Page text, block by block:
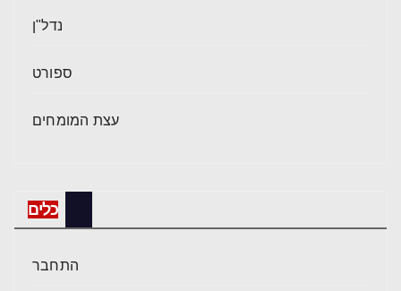
נדל"ן
ספורט
עצת המומחים
כלים
התחבר